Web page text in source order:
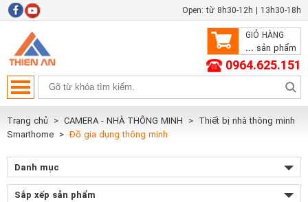
Open: từ 8h30-12h | 13h30-18h
GIỎ HÀNG
... sản phẩm
0964.625.151
Trang chủ CAMERA - NHÀ THÔNG MINH
Thiết bị nhà thông minh
Smarthome
Đồ gia dụng thông minh
Danh mục
Sắp xếp sản phẩm